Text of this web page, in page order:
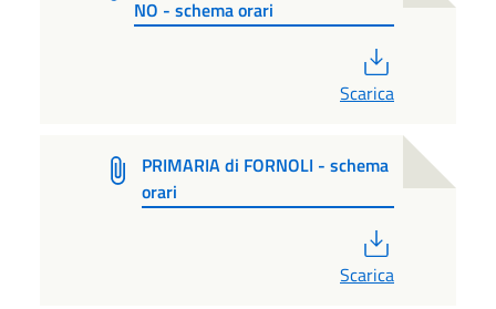
NO - schema orari
Scarica
PRIMARIA di FORNOLI - schema
orari
Scarica